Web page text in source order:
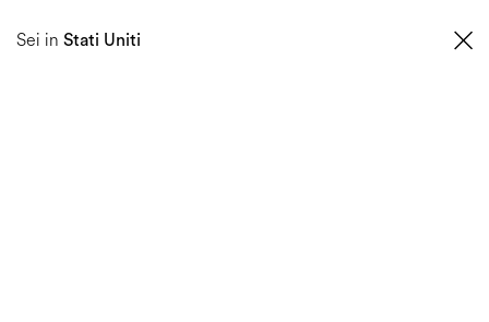
Sei in Stati Uniti